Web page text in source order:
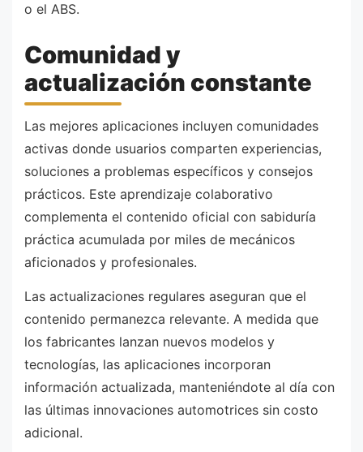
o el ABS.
Comunidad y
actualización constante
Las mejores aplicaciones incluyen comunidades
activas donde usuarios comparten experiencias,
soluciones a problemas específicos y consejos
prácticos. Este aprendizaje colaborativo
complementa el contenido oficial con sabiduría
práctica acumulada por miles de mecánicos
aficionados y profesionales.
Las actualizaciones regulares aseguran que el
contenido permanezca relevante. A medida que
los fabricantes lanzan nuevos modelos y
tecnologías, las aplicaciones incorporan
información actualizada, manteniéndote al día con
las últimas innovaciones automotrices sin costo
adicional.